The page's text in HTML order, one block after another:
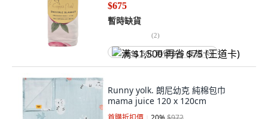
$675
暫時缺貨
(2)
满 $1,500 再省 $75 (王道卡)
Runny yolk. 朗尼幼克 純棉包巾
mama juice 120 x 120cm